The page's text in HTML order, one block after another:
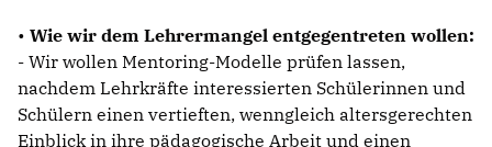
• Wie wir dem Lehrermangel entgegentreten wollen:
- Wir wollen Mentoring-Modelle prüfen lassen,
nachdem Lehrkräfte interessierten Schülerinnen und
Schülern einen vertieften, wenngleich altersgerechten
Einblick in ihre pädagogische Arbeit und einen